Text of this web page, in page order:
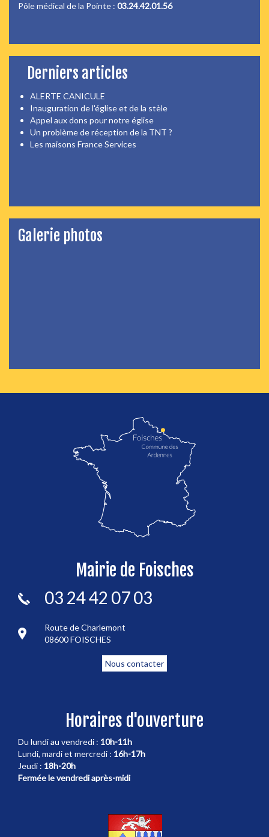
Pôle médical de la Pointe : 03.24.42.01.56
Derniers articles
ALERTE CANICULE
Inauguration de l'église et de la stèle
Appel aux dons pour notre église
Un problème de réception de la TNT ?
Les maisons France Services
Galerie photos
localisation de Foisches
Mairie de Foisches
03 24 42 07 03
Route de Charlemont
08600 FOISCHES
Nous contacter
Horaires d'ouverture
Du lundi au vendredi : 10h-11h
Lundi, mardi et mercredi : 16h-17h
Jeudi : 18h-20h
Fermée le vendredi après-midi